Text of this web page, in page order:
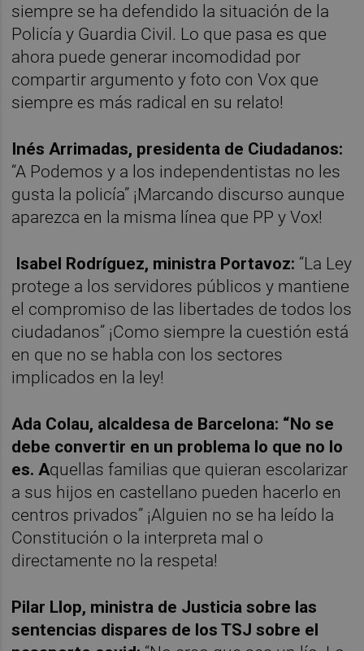
siempre se ha defendido la situación de la
Policía y Guardia Civil. Lo que pasa es que
ahora puede generar incomodidad por
compartir argumento y foto con Vox que
siempre es más radical en su relato!
Inés Arrimadas, presidenta de Ciudadanos:
“A Podemos y a los independentistas no les
gusta la policía” ¡Marcando discurso aunque
aparezca en la misma línea que PP y Vox!
Isabel Rodríguez, ministra Portavoz: “La Ley
protege a los servidores públicos y mantiene
el compromiso de las libertades de todos los
ciudadanos” ¡Como siempre la cuestión está
en que no se habla con los sectores
implicados en la ley!
Ada Colau, alcaldesa de Barcelona: “No se
debe convertir en un problema lo que no lo
es.Aquellas familias que quieran escolarizar
a sus hijos en castellano pueden hacerlo en
centros privados” ¡Alguien no se ha leído la
Constitución o la interpreta mal o
directamente no la respeta!
Pilar Llop, ministra de Justicia sobre las
sentencias dispares de los TSJ sobre el